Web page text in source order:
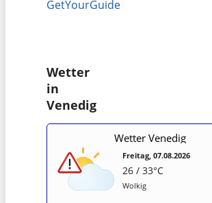
GetYourGuide
Wetter
in
Venedig
Wetter Venedig
Freitag, 07.08.2026
26 / 33°C
Wolkig